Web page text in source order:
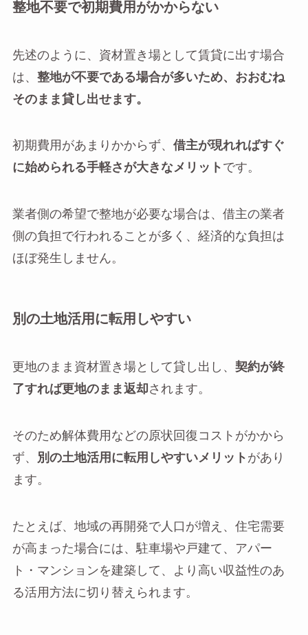
整地不要で初期費用がかからない
先述のように、資材置き場として賃貸に出す場合
は、 整地が不要である場合が多いため、おおむね
そのまま貸し出せます。
初期費用があまりかからず、 借主が現れればすぐ
に始められる手軽さが大きなメリット です。
業者側の希望で整地が必要な場合は、借主の業者
側の負担で行われることが多く、経済的な負担は
ほぼ発生しません。
別の土地活用に転用しやすい
更地のまま資材置き場として貸し出し、 契約が終
了すれば更地のまま返却されます。
そのため解体費用などの原状回復コストがかから
ず、
別の土地活用に転用しやすいメリット があり
ます。
たとえば、地域の再開発で人口が増え、住宅需要
が高まった場合には、駐車場や戸建て、アパー
ト・マンションを建築して、より高い収益性のあ
る活用方法に切り替えられます。